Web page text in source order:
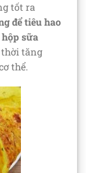
tốt ra
để tiêu hao
sữa
tăng
thể.